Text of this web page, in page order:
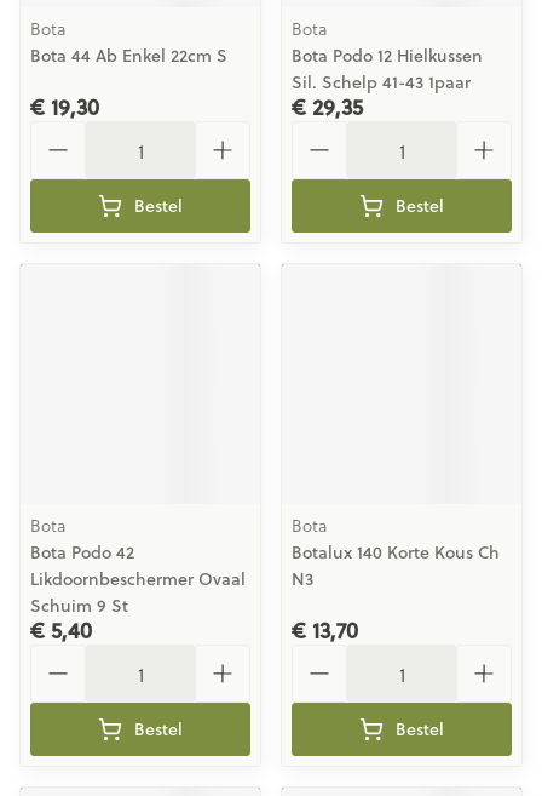
Bota
Bota 44 Ab Enkel 22cm S
€ 19,30
Bestel
Bota
Bota Podo 12 Hielkussen
Sil. Schelp 41-43 1paar
€ 29,35
Bestel
Bota
Bota Podo 42
Likdoornbeschermer Ovaal
Schuim 9 St
€ 5,40
Bestel
Bota
Botalux 140 Korte Kous Ch
N3
€ 13,70
Bestel